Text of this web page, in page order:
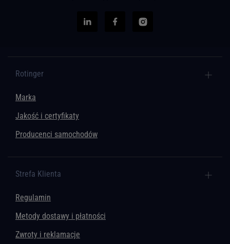
Rotinger
Marka
Jakość i certyfikaty
Producenci samochodów
Strefa Klienta
Regulamin
Metody dostawy i płatności
Zwroty i reklamacje